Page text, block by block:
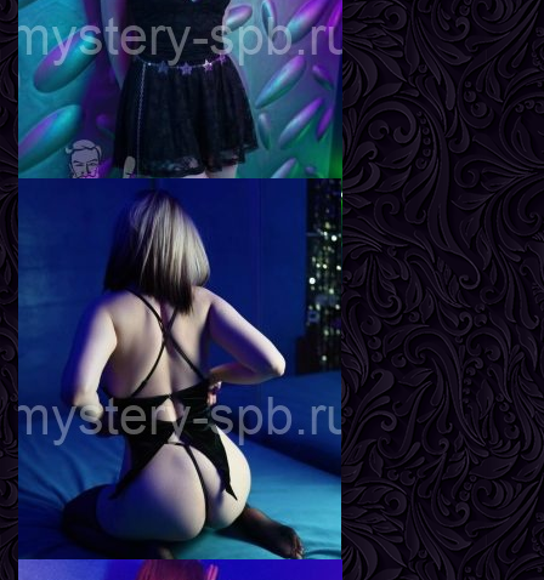
Грудь
3-й
20
167 см
56 кг
Грудь
2-й